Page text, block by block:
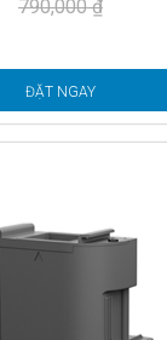
790,000 ₫
ĐẶT NGAY